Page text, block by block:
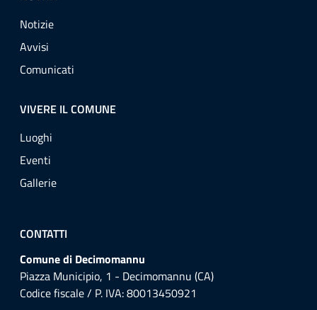
Notizie
Avvisi
Comunicati
VIVERE IL COMUNE
Luoghi
Eventi
Gallerie
CONTATTI
Comune di Decimomannu
Piazza Municipio, 1 - Decimomannu (CA)
Codice fiscale / P. IVA: 80013450921